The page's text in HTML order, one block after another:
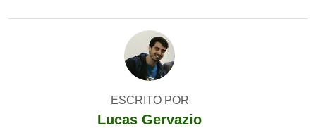
ESCRITO POR
Lucas Gervazio